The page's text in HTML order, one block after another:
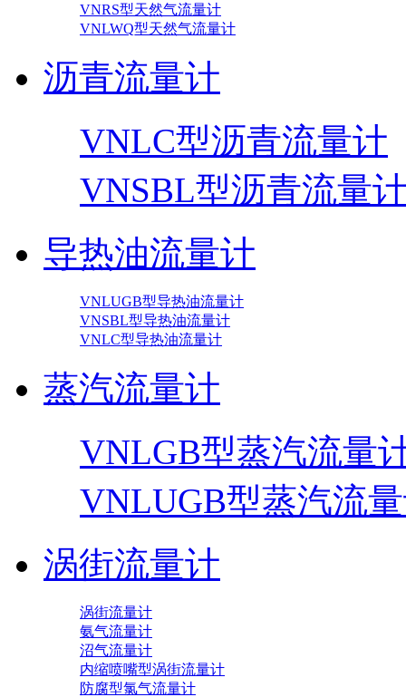
VNRS型天然气流量计
VNLWQ型天然气流量计
沥青流量计
VNLC型沥青流量计
VNSBL型沥青流量
导热油流量计
VNLUGB型导热油流量计
VNSBL型导热油流量计
VNLC型导热油流量计
蒸汽流量计
VNLGB型蒸汽流量
VNLUGB型蒸汽流
涡街流量计
涡街流量计
氨气流量计
沼气流量计
内缩喷嘴型涡街流量计
防腐型氯气流量计